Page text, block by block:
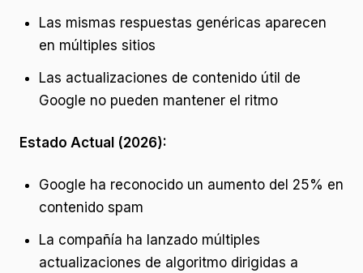
Las mismas respuestas genéricas aparecen
en múltiples sitios
Las actualizaciones de contenido útil de
Google no pueden mantener el ritmo
Estado Actual (2026):
Google ha reconocido un aumento del 25% en
contenido spam
La compañía ha lanzado múltiples
actualizaciones de algoritmo dirigidas a